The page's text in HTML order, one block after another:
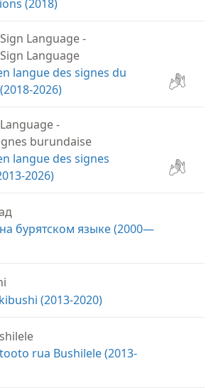
(2018)
Language-
Language
langue des signes du
2026)
-
burundaise
langue des signes
2026)
бурятском языке (2000—
(2013-2020)
rua Bushilele (2013-